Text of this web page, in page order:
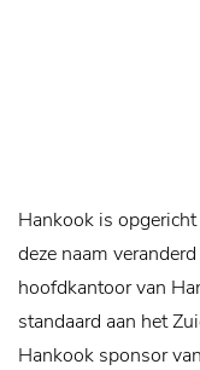
Hankook is
deze naam
hoofdkantoor van
standaard aan het
Hankook sponsor